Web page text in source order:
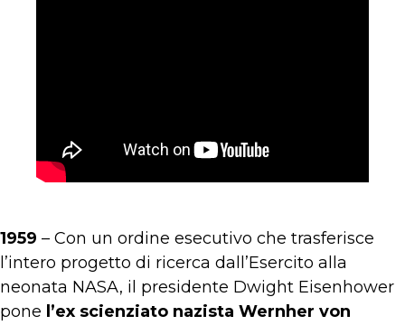
1959 – Con un ordine esecutivo che trasferisce
l’intero progetto di ricerca dall’Esercito alla
neonata NASA, il presidente Dwight Eisenhower
pone l’ex scienziato nazista Wernher von